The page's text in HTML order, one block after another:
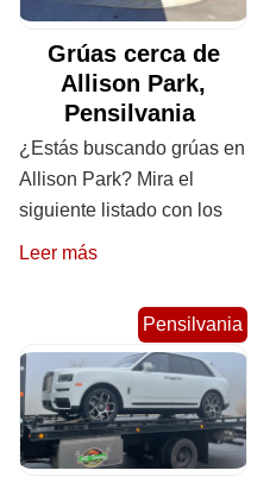
Grúas cerca de
Allison Park,
Pensilvania
¿Estás buscando grúas en
Allison Park? Mira el
siguiente listado con los
Leer más
Pensilvania